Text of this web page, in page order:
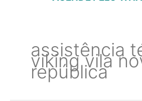
assistência
viking vila
república